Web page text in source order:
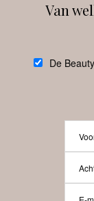
Van
De